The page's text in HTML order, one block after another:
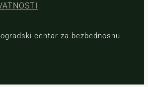
centar za bezbednosnu